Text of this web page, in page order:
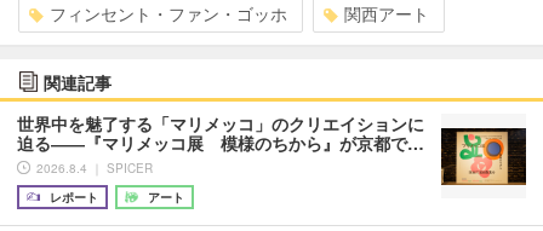
フィンセント・ファン・ゴッホ 関西アート
関連記事
世界中を魅了する「マリメッコ」のクリエイションに
迫る――『マリメッコ展 模様のちから』が京都で…
2026.8.4 ｜ SPICER
レポート
アート